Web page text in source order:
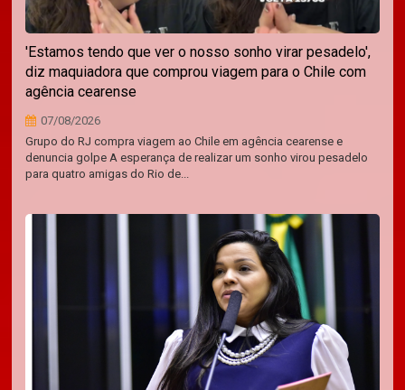
'Estamos tendo que ver o nosso sonho virar pesadelo',
diz maquiadora que comprou viagem para o Chile com
agência cearense
07/08/2026
Grupo do RJ compra viagem ao Chile em agência cearense e
denuncia golpe A esperança de realizar um sonho virou pesadelo
para quatro amigas do Rio de...